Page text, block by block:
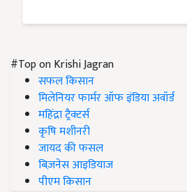
#Top on Krishi Jagran
सफल किसान
मिलेनियर फार्मर ऑफ इंडिया अवॉर्ड
महिंद्रा ट्रैक्टर्स
कृषि मशीनरी
जायद की फसल
बिज़नेस आइडियाज
पीएम किसान